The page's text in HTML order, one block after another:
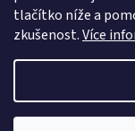
tlačítko níže a
zkušenost.Více
Obchodní podmínky